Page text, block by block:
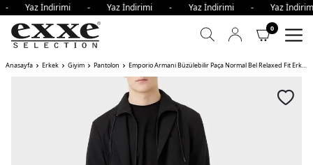
- Yaz İndirimi - Yaz İndirimi - Yaz İndirimi - Yaz
0
Anasayfa Erkek Giyim Pantolon Emporio Armani Büzülebilir Paça Normal Bel Relaxed Fit Erkek Pantolon